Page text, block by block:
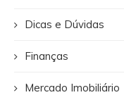
Dicas e Dúvidas
Finanças
Mercado Imobiliário